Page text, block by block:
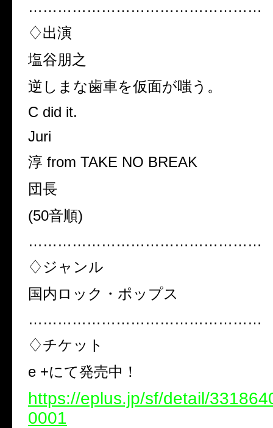
…………………………………………
♢出演
塩谷朋之
逆しまな歯車を仮面が嗤う。
C did it.
Juri
淳 from TAKE NO BREAK
団長
(50音順)
…………………………………………
♢ジャンル
国内ロック・ポップス
…………………………………………
♢チケット
e +にて発売中！
https://eplus.jp/sf/detail/
0001